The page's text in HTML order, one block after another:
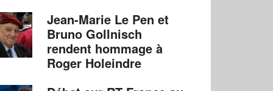
Jean-Marie Le Pen et
Bruno Gollnisch
rendent hommage à
Roger Holeindre